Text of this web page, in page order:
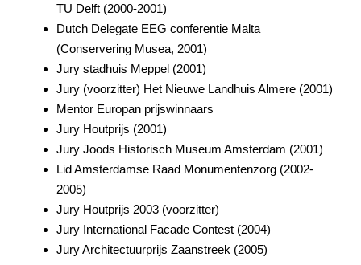
TU Delft (2000-2001)
Dutch Delegate EEG conferentie Malta
(Conservering Musea, 2001)
Jury stadhuis Meppel (2001)
Jury (voorzitter) Het Nieuwe Landhuis Almere (2001)
Mentor Europan prijswinnaars
Jury Houtprijs (2001)
Jury Joods Historisch Museum Amsterdam (2001)
Lid Amsterdamse Raad Monumentenzorg (2002-
2005)
Jury Houtprijs 2003 (voorzitter)
Jury International Facade Contest (2004)
Jury Architectuurprijs Zaanstreek (2005)